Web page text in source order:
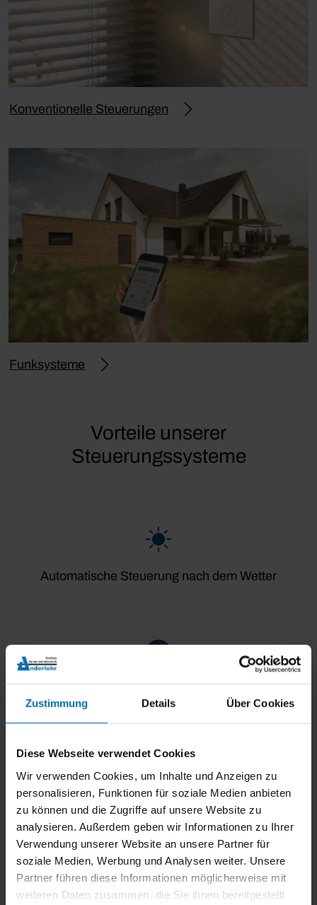
Zustimmung Details Über Cookies
Diese Webseite verwendet Cookies
Wir verwenden Cookies, um Inhalte und Anzeigen zu
personalisieren, Funktionen für soziale Medien anbieten
zu können und die Zugriffe auf unsere Website zu
analysieren. Außerdem geben wir Informationen zu Ihrer
Verwendung unserer Website an unsere Partner für
soziale Medien, Werbung und Analysen weiter. Unsere
Partner führen diese Informationen möglicherweise mit
weiteren Daten zusammen, die Sie ihnen bereitgestellt
Konventionelle Steuerungen
Funksysteme
Vorteile unserer
Steuerungssysteme
Automatische Steuerung nach dem Wetter
Bequeme Bedienung
Auf individuelle Anforderungen abgestimmt